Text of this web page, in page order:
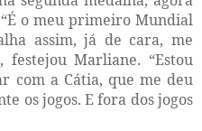
o meu primeiro Mundial
assim, já de cara, me
festejou Marliane. “Estou
com a Cátia, que me deu
os jogos. E fora dos jogos